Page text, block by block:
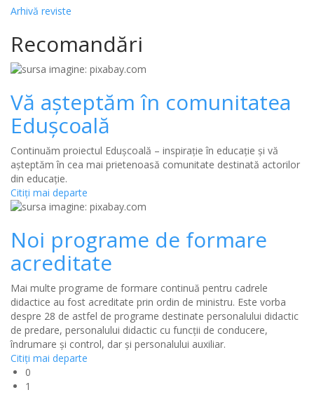
Arhivă reviste
Recomandări
Vă așteptăm în comunitatea
Edușcoală
Continuăm proiectul Edușcoală – inspirație în educație și vă
așteptăm în cea mai prietenoasă comunitate destinată actorilor
din educație.
Citiţi mai departe
Noi programe de formare
acreditate
Mai multe programe de formare continuă pentru cadrele
didactice au fost acreditate prin ordin de ministru. Este vorba
despre 28 de astfel de programe destinate personalului didactic
de predare, personalului didactic cu funcții de conducere,
îndrumare și control, dar și personalului auxiliar.
Citiţi mai departe
0
1